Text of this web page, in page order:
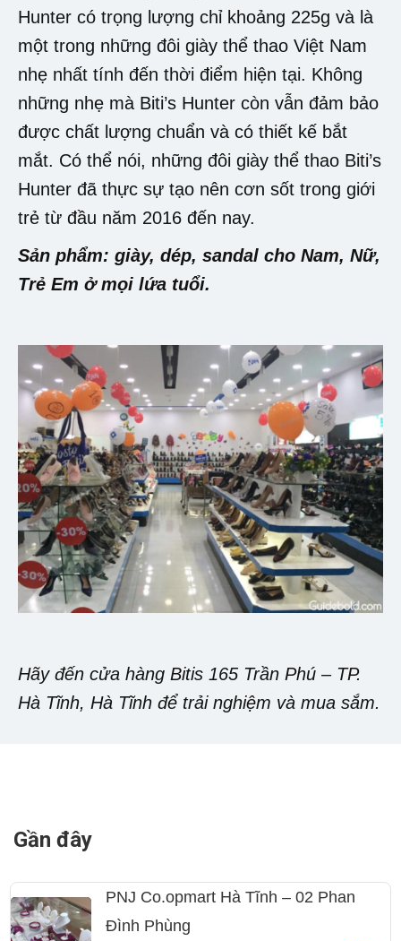
Hunter có trọng lượng chỉ khoảng 225g và là
một trong những đôi giày thể thao Việt Nam
nhẹ nhất tính đến thời điểm hiện tại. Không
những nhẹ mà Biti’s Hunter còn vẫn đảm bảo
được chất lượng chuẩn và có thiết kế bắt
mắt. Có thể nói, những đôi giày thể thao Biti’s
Hunter đã thực sự tạo nên cơn sốt trong giới
trẻ từ đầu năm 2016 đến nay.
Sản phẩm: giày, dép, sandal cho Nam, Nữ,
Trẻ Em ở mọi lứa tuổi.
Hãy đến cửa hàng Bitis 165 Trần Phú – TP.
Hà Tĩnh, Hà Tĩnh để trải nghiệm và mua sắm.
Gần đây
PNJ Co.opmart Hà Tĩnh – 02 Phan
Đình Phùng